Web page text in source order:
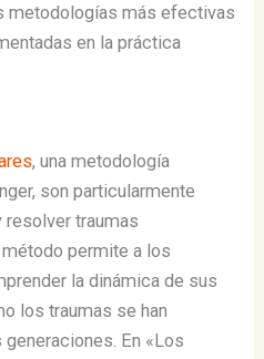
metodologías más efectivas
en la práctica
, una metodología
son particularmente
traumas
permite a los
la dinámica de sus
los traumas se han
En «Los